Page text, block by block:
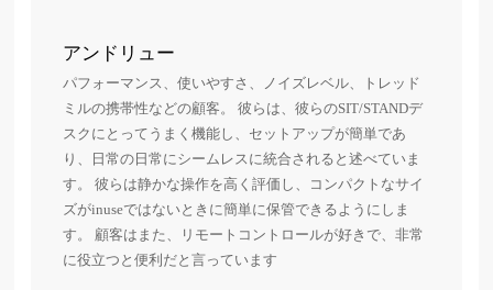
アンドリュー
パフォーマンス、使いやすさ、ノイズレベル、トレッド
ミルの携帯性などの顧客。 彼らは、彼らのSIT/STANDデ
スクにとってうまく機能し、セットアップが簡単であ
り、日常の日常にシームレスに統合されると述べていま
す。 彼らは静かな操作を高く評価し、コンパクトなサイ
ズがinuseではないときに簡単に保管できるようにしま
す。 顧客はまた、リモートコントロールが好きで、非常
に役立つと便利だと言っています